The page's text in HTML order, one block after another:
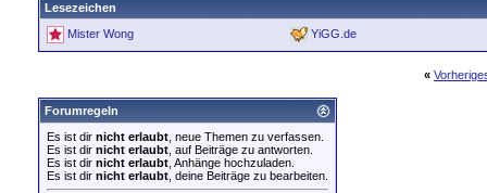
Lesezeichen
Mister Wong
YiGG.de
«
Forumregeln
Es ist dir nicht erlaubt , neue Themen zu verfassen.
Es ist dir nicht erlaubt , auf Beiträge zu antworten.
Es ist dir nicht erlaubt , Anhänge hochzuladen.
Es ist dir nicht erlaubt , deine Beiträge zu bearbeiten.